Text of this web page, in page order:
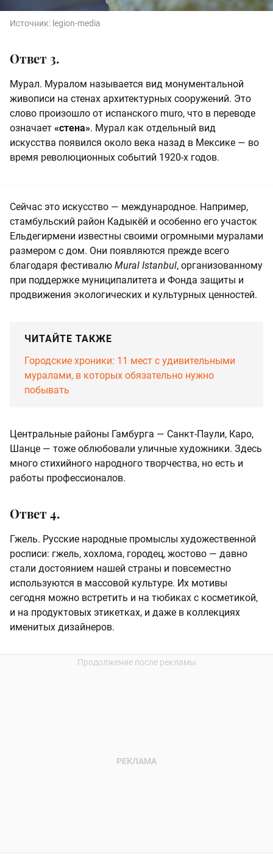
Источник: legion-media
Ответ 3.
Мурал. Муралом называется вид монументальной
живописи на стенах архитектурных сооружений. Это
слово произошло от испанского muro, что в переводе
означает «стена». Мурал как отдельный вид
искусства появился около века назад в Мексике — во
время революционных событий 1920-х годов.
Сейчас это искусство — международное. Например,
стамбульский район Кадыкёй и особенно его участок
Ельдегирмени известны своими огромными муралами
размером с дом. Они появляются прежде всего
благодаря фестивалю Mural Istanbul, организованному
при поддержке муниципалитета и Фонда защиты и
продвижения экологических и культурных ценностей.
ЧИТАЙТЕ ТАКЖЕ
Городские хроники: 11 мест с удивительными
муралами, в которых обязательно нужно
побывать
Центральные районы Гамбурга — Санкт-Паули, Каро,
Шанце — тоже облюбовали уличные художники. Здесь
много стихийного народного творчества, но есть и
работы профессионалов.
Ответ 4.
Гжель. Русские народные промыслы художественной
росписи: гжель, хохлома, городец, жостово — давно
стали достоянием нашей страны и повсеместно
используются в массовой культуре. Их мотивы
сегодня можно встретить и на тюбиках с косметикой,
и на продуктовых этикетках, и даже в коллекциях
именитых дизайнеров.